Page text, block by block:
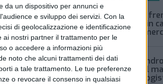
da un dispositivo per annunci e
e sviluppo dei servizi. Con la
di geolocalizzazione e identificazione
ai nostri partner il trattamento per le
o accedere a informazioni più
noto che alcuni trattamenti dei dati
a tale trattamento. Le tue preferenze
o revocare il consenso in qualsiasi
Xeneta
tariffe in
aereo
general
Food